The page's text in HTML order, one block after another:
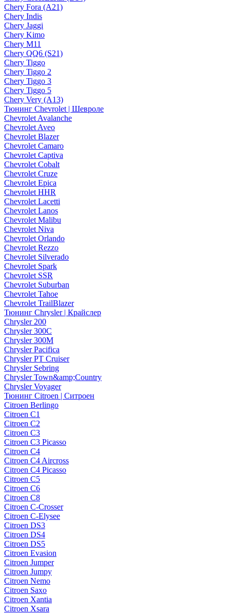
Chery Fora (A21)
Chery Indis
Chery Jaggi
Chery Kimo
Chery M11
Chery QQ6 (S21)
Chery Tiggo
Chery Tiggo 2
Chery Tiggo 3
Chery Tiggo 5
Chery Very (A13)
Тюнинг Chevrolet | Шевроле
Chevrolet Avalanche
Chevrolet Aveo
Chevrolet Blazer
Chevrolet Camaro
Chevrolet Captiva
Chevrolet Cobalt
Chevrolet Cruze
Chevrolet Epica
Chevrolet HHR
Chevrolet Lacetti
Chevrolet Lanos
Chevrolet Malibu
Chevrolet Niva
Chevrolet Orlando
Chevrolet Rezzo
Chevrolet Silverado
Chevrolet Spark
Chevrolet SSR
Chevrolet Suburban
Chevrolet Tahoe
Chevrolet TrailBlazer
Тюнинг Chrysler | Крайслер
Chrysler 200
Chrysler 300C
Chrysler 300M
Chrysler Pacifica
Chrysler PT Cruiser
Chrysler Sebring
Chrysler Town&amp;Country
Chrysler Voyager
Тюнинг Citroen | Ситроен
Citroen Berlingo
Citroen C1
Citroen C2
Citroen C3
Citroen C3 Picasso
Citroen C4
Citroen C4 Aircross
Citroen C4 Picasso
Citroen C5
Citroen C6
Citroen C8
Citroen C-Crosser
Citroen C-Elysee
Citroen DS3
Citroen DS4
Citroen DS5
Citroen Evasion
Citroen Jumper
Citroen Jumpy
Citroen Nemo
Citroen Saxo
Citroen Xantia
Citroen Xsara